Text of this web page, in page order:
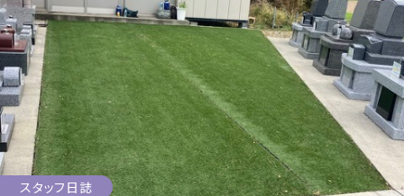
浜松店
トップ
やまきについて
service
静岡のお盆
盆提灯・初盆で使う品・その他お盆用品
スタッフ日誌